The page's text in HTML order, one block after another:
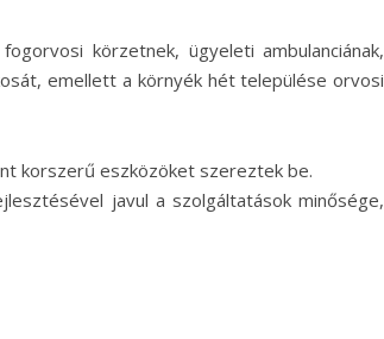
körzetnek, ügyeleti ambulanciának,
emellett a környék hét települése orvosi
korszerű eszközöket szereztek be.
javul a szolgáltatások minősége,